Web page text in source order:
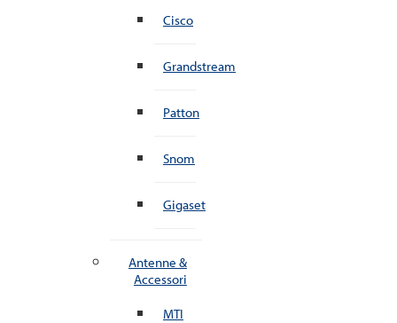
Cisco
Grandstream
Patton
Snom
Gigaset
Antenne &
Accessori
MTI